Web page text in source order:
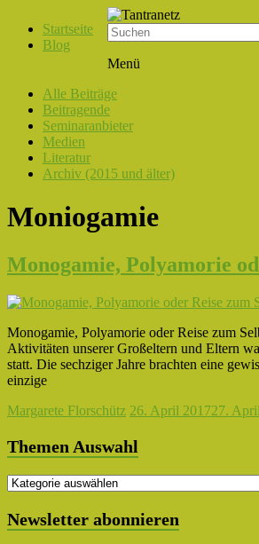
Startseite
Blog
Tantranetz
Liebe,
Eros
Tantra
Menü
Alle Beiträge
Beitragende
Seminaranbieter
Medien
Literatur
Archiv (2015 und älter)
Moniogamie
Monogamie, Polyamorie
Monogamie, Polyamorie oder Reise zum
Aktivitäten unserer Großeltern und Eltern
statt. Die sechziger Jahre brachten eine
einzige
Margarete Florschütz 26. April 201727.
Themen Auswahl
Themen
Newsletter abonnieren